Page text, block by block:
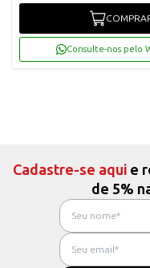
Consulte-nos pelo
Cadastre-se aqui e
de 5%